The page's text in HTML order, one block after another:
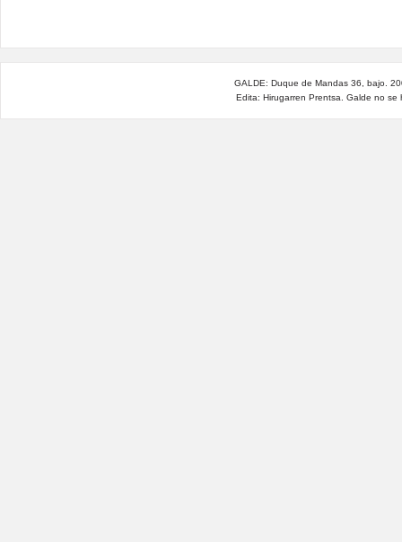
GALDE: Duque de Mandas 36, bajo.
Edita: Hirugarren Prentsa. Galde no